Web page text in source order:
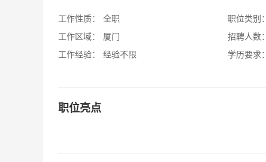
工作性质：
全职
工作区域：
厦门
工作经验：
经验不限
职位类别：
招聘人数：
学历要求：
职位亮点